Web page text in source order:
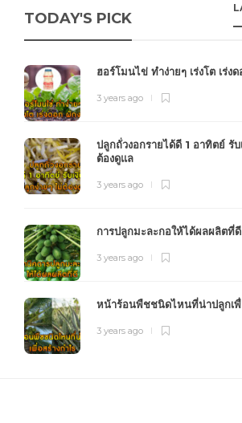
TODAY'S PICK
ฮอร์โมนไข่ ทำง่ายๆ เร่งโต เร่ง
3 years ago
ปลูกถั่วงอกรายได้ดี 1 อาทิตย์ รับ
ต้องดูแล
3 years ago
การปลูกมะละกอให้ได้ผลผลิตที่ดี
3 years ago
หน้าร้อนพืชชนิดไหนที่น่าปลูกเพื่
3 years ago